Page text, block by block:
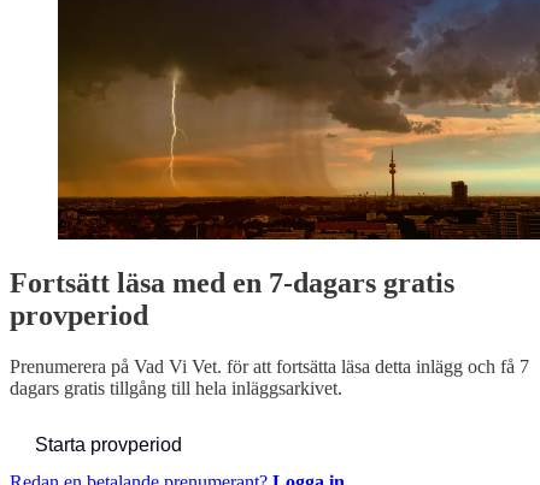
Fortsätt läsa med en 7-dagars gratis
provperiod
Prenumerera på Vad Vi Vet. för att fortsätta läsa detta inlägg och få 7
dagars gratis tillgång till hela inläggsarkivet.
Starta provperiod